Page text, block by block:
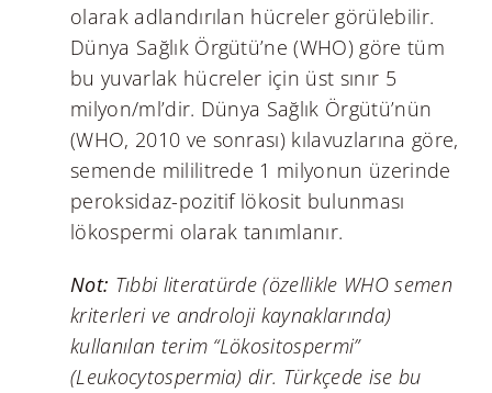
olarak adlandırılan hücreler görülebilir.
Dünya Sağlık Örgütü’ne (WHO) göre tüm
bu yuvarlak hücreler için üst sınır 5
milyon/ml’dir. Dünya Sağlık Örgütü’nün
(WHO, 2010 ve sonrası) kılavuzlarına göre,
semende mililitrede 1 milyonun üzerinde
peroksidaz-pozitif lökosit bulunması
lökospermi olarak tanımlanır.
Not: Tıbbi literatürde (özellikle WHO semen
kriterleri ve androloji kaynaklarında)
kullanılan terim “Lökositospermi”
(Leukocytospermia) dir. Türkçede ise bu